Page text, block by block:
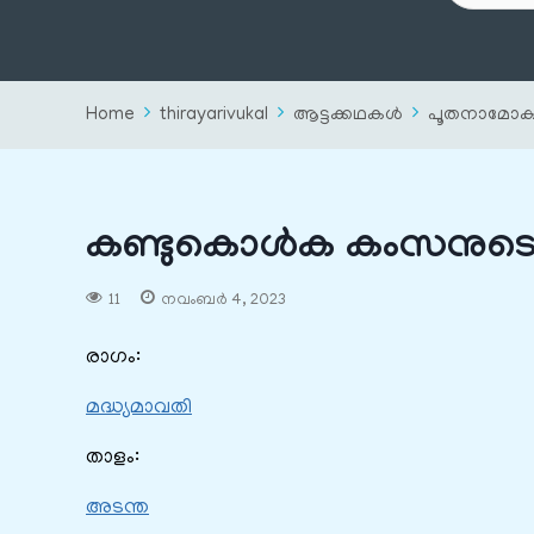
Home thirayarivukal ആട്ടക്കഥകൾ
കണ്ടുകൊൾക
11 നവംബർ 4, 2023
രാഗം:
മദ്ധ്യമാവതി
താളം:
അടന്ത